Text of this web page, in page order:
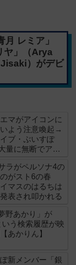
月 レミア」
ヤ」（Arya
）がデビ
マがアイコンに
よう注意喚起→
ブ・ぶいすぽ
量に無断でアイ
ライト）」が謝
ラがペルソナ4の
がスト6の春
マスのはるちは
表され叩かれる
野あかり」が
いう検索履歴が映
あかりん】
新メンバー「銀